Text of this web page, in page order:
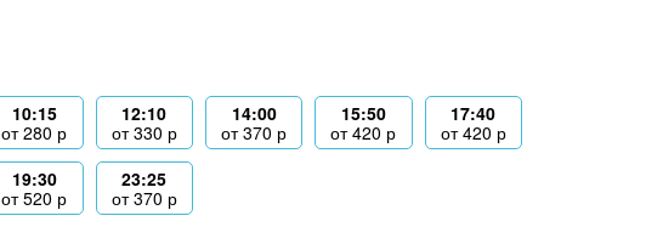
10:15
от280 р
12:10
от330 р
14:00
от370 р
15:50
от420 р
17:40
от420 р
19:30
от520 р
23:25
от370 р